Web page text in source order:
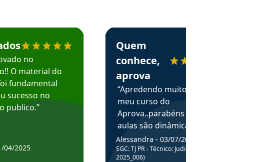
recomenda o Aprova Concursos em depoimento
no
O material do
fundamental
sucesso no
publico.”
04/2025
Estudante Alessandra recomenda o Aprova
Quem
conhece,
aprova
“Apredendo muito no
meu curso do
Aprova..parabéns pelas
aulas são dinâmicas e
me ajudam a entender
melhor os assuntos.”
Alessandra - 03/07/2025
SGC: TJ PR - Técnico: Judiciário (Edital
2025_006)